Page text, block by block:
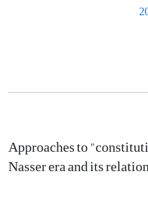
Approaches to
Nasser era and its